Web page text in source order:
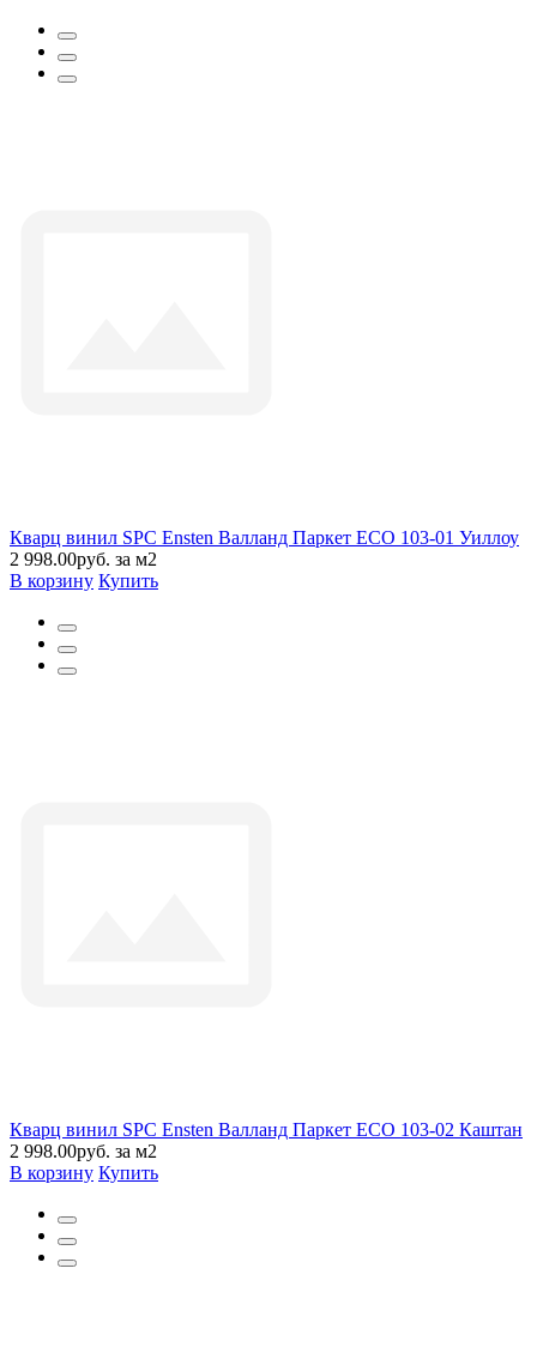
Кварц винил SPC Ensten Валланд Паркет ECO 103-01 Уиллоу
2 998.00руб. за м2
В корзину Купить
Кварц винил SPC Ensten Валланд Паркет ECO 103-02 Каштан
2 998.00руб. за м2
В корзину Купить